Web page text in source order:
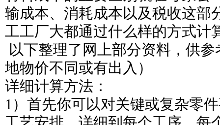
输成本、消耗成本以及税收这部
工工厂大都通过什么样的方式计
以下整理了网上部分资料，供
地物价不同或有出入）
详细计算方法：
1）首先你可以对关键或复杂零